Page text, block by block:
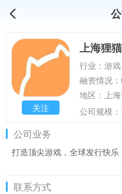
关注
上海狸
行业：游
融资情况
地区：上
公司规模
公司业务
打造顶尖游戏，全球发行快乐
联系方式